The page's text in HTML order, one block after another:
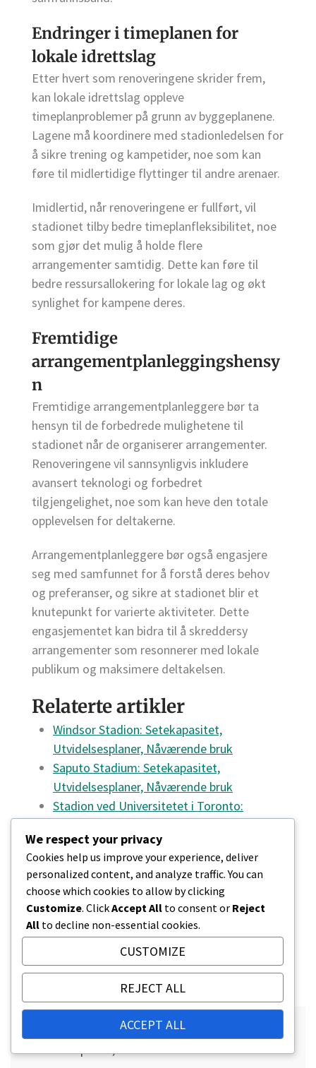
Endringer i timeplanen for
lokale idrettslag
Etter hvert som renoveringene skrider frem,
kan lokale idrettslag oppleve
timeplanproblemer på grunn av byggeplanene.
Lagene må koordinere med stadionledelsen for
å sikre trening og kampetider, noe som kan
føre til midlertidige flyttinger til andre arenaer.
Imidlertid, når renoveringene er fullført, vil
stadionet tilby bedre timeplanfleksibilitet, noe
som gjør det mulig å holde flere
arrangementer samtidig. Dette kan føre til
bedre ressursallokering for lokale lag og økt
synlighet for kampene deres.
Fremtidige
arrangementplanleggingshensy
n
Fremtidige arrangementplanleggere bør ta
hensyn til de forbedrede mulighetene til
stadionet når de organiserer arrangementer.
Renoveringene vil sannsynligvis inkludere
avansert teknologi og forbedret
tilgjengelighet, noe som kan heve den totale
opplevelsen for deltakerne.
Arrangementplanleggere bør også engasjere
seg med samfunnet for å forstå deres behov
og preferanser, og sikre at stadionet blir et
knutepunkt for varierte aktiviteter. Dette
engasjementet kan bidra til å skreddersy
arrangementer som resonnerer med lokale
publikum og maksimere deltakelsen.
Relaterte artikler
Windsor Stadion: Setekapasitet,
Utvidelsesplaner, Nåværende bruk
Saputo Stadium: Setekapasitet,
Utvidelsesplaner, Nåværende bruk
Stadion ved Universitetet i Toronto:
Åpningsdato
SHARE
Facebook Twitter
Pinterest
navigation
McMahon Stadium: Setekapasitet,
Utvidelsesplaner, Nåværende bruk
We respect your privacy
Cookies help us improve your experience, deliver
personalized content, and analyze traffic. You can
choose which cookies to allow by clicking
Customize. ClickAccept All to consent or Reject
All to decline non-essential cookies.
CUSTOMIZE
REJECT ALL
ACCEPT ALL